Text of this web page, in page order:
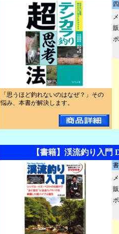
「思うほど釣れないのはなぜ？」その
悩み、本書が解決します。
【書籍】渓流釣り入門